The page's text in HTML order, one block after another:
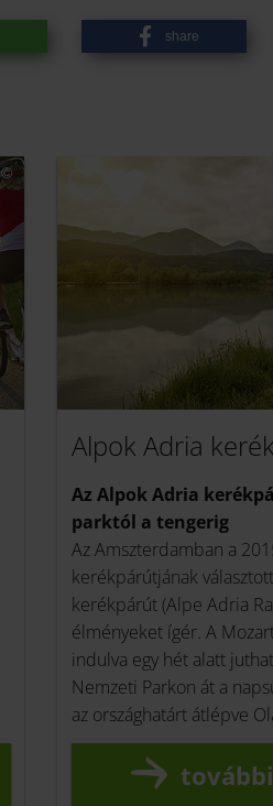
share
Alpok Adria
Az Alpok Adria
parktól a tengerig
Az Amszterdamban a
kerékpárútjának
kerékpárút (Alpe Adria
élményeket ígér. A
indulva egy hét alatt
Nemzeti Parkon át a
az országhatárt átlépve
további